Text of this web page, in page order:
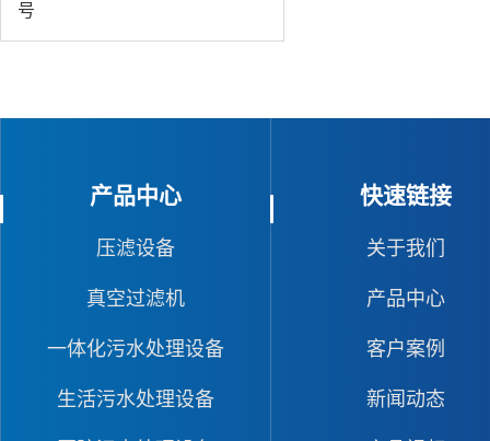
号
产品中心
压滤设备
真空过滤机
一体化污水处理设备
生活污水处理设备
快速链接
关于我们
产品中心
客户案例
新闻动态